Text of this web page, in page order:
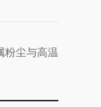
粉尘与高温